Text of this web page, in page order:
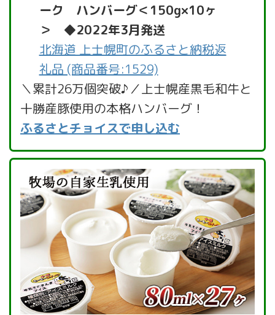
ーク ハンバーグ＜150g×10ヶ
＞ ◆2022年3月発送
北海道 上士幌町のふるさと納税返
礼品 (商品番号:1529)
＼累計26万個突破♪／上士幌産黒毛和牛と
十勝産豚使用の本格ハンバーグ！
ふるさとチョイスで申し込む